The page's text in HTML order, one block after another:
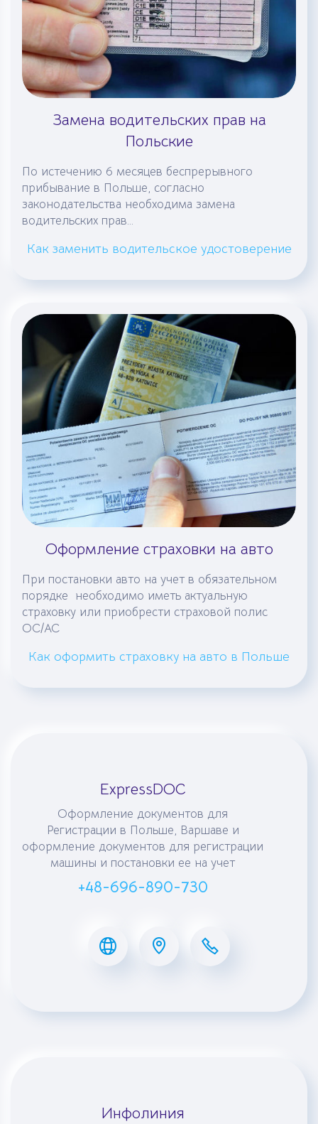
Замена водительских прав на
Польские
По истечению 6 месяцев беспрерывного
прибывание в Польше, согласно
законодательства необходима замена
водительских прав...
Как заменить водительское удостоверение
Оформление страховки на авто
При постановки авто на учет в обязательном
порядке необходимо иметь актуальную
страховку или приобрести страховой полис
OC/AC
Как оформить страховку на авто в Польше
ExpressDOC
Оформление документов для
Регистрации в Польше, Варшаве и
оформление документов для регистрации
машины и постановки ее на учет
+48-696-890-730
Инфолиния